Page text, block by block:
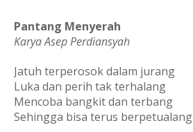
Pantang Menyerah
Karya Asep Perdiansyah
Jatuh terperosok dalam jurang
Luka dan perih tak terhalang
Mencoba bangkit dan terbang
Sehingga bisa terus berpetualang